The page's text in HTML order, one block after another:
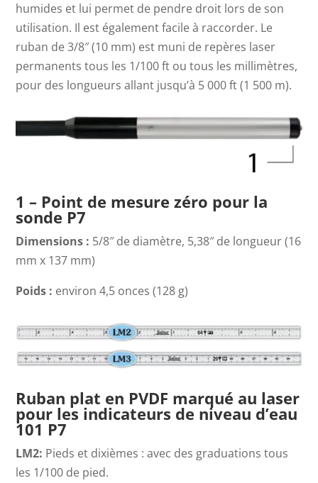
humides et lui permet de pendre droit lors de son
utilisation. Il est également facile à raccorder. Le
ruban de 3/8″ (10 mm) est muni de repères laser
permanents tous les 1/100 ft ou tous les millimètres,
pour des longueurs allant jusqu’à 5 000 ft (1 500 m).
1 – Point de mesure zéro pour la
sonde P7
Dimensions : 5/8″ de diamètre, 5,38″ de longueur (16
mm x 137 mm)
Poids : environ 4,5 onces (128 g)
Ruban plat en PVDF marqué au laser
pour les indicateurs de niveau d’eau
101 P7
LM2: Pieds et dixièmes : avec des graduations tous
les 1/100 de pied.